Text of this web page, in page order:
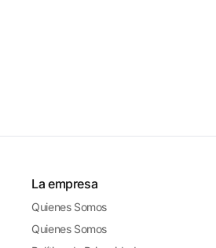
La empresa
Quienes Somos
Quienes Somos